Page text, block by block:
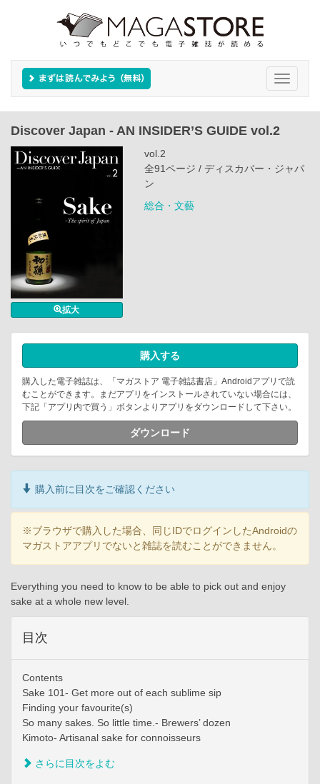
Toggle
Discover Japan - AN INSIDER’S GUIDE vol.2
拡大
vol.2
全91ページ / ディスカバー・ジャパ
ン
総合・文藝
購入する
購入した電子雑誌は、「マガストア 電子雑誌書店」Androidアプリで読
むことができます。まだアプリをインストールされていない場合には、
下記「アプリ内で買う」ボタンよりアプリをダウンロードして下さい。
ダウンロード
購入前に目次をご確認ください
※ブラウザで購入した場合、同じIDでログインしたAndroidの
マガストアアプリでないと雑誌を読むことができません。
Everything you need to know to be able to pick out and enjoy
sake at a whole new level.
目次
Contents
Sake 101- Get more out of each sublime sip
Finding your favourite(s)
So many sakes. So little time.- Brewers’ dozen
Kimoto- Artisanal sake for connoisseurs
さらに目次をよむ